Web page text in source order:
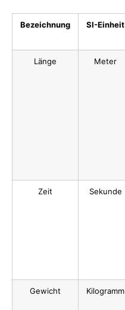
Bezeichnung SI-Einheit
Länge Meter
Zeit Sekunde
Gewicht Kilogramm